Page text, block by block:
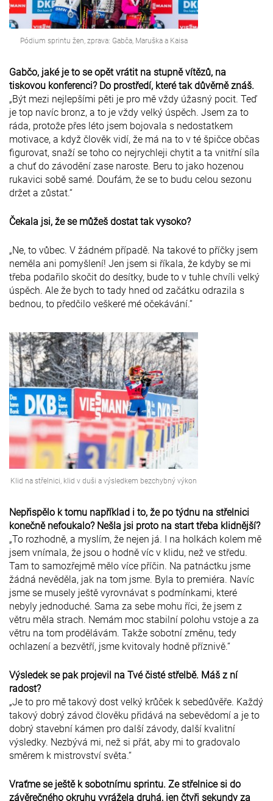
Pódium sprintu žen, zprava: Gabča, Maruška a Kaisa
Gabčo, jaké je to se opět vrátit na stupně vítězů, na
tiskovou konferenci? Do prostředí, které tak důvěrně znáš.
„Být mezi nejlepšími pěti je pro mě vždy úžasný pocit. Teď
je top navíc bronz, a to je vždy velký úspěch. Jsem za to
ráda, protože přes léto jsem bojovala s nedostatkem
motivace, a když člověk vidí, že má na to v té špičce občas
figurovat, snaží se toho co nejrychleji chytit a ta vnitřní síla
a chuť do závodění zase naroste. Beru to jako hozenou
rukavici sobě samé. Doufám, že se to budu celou sezonu
držet a zůstat.“
Čekala jsi, že se můžeš dostat tak vysoko?
„Ne, to vůbec. V žádném případě. Na takové to příčky jsem
neměla ani pomyšlení! Jen jsem si říkala, že kdyby se mi
třeba podařilo skočit do desítky, bude to v tuhle chvíli velký
úspěch. Ale že bych to tady hned od začátku odrazila s
bednou, to předčilo veškeré mé očekávání.“
Klid na střelnici, klid v duši a výsledkem bezchybný výkon
Nepřispělo k tomu například i to, že po týdnu na střelnici
konečně nefoukalo? Nešla jsi proto na start třeba klidnější?
„To rozhodně, a myslím, že nejen já. I na holkách kolem mě
jsem vnímala, že jsou o hodně víc v klidu, než ve středu.
Tam to samozřejmě mělo více příčin. Na patnáctku jsme
žádná nevěděla, jak na tom jsme. Byla to premiéra. Navíc
jsme se musely ještě vyrovnávat s podmínkami, které
nebyly jednoduché. Sama za sebe mohu říci, že jsem z
větru měla strach. Nemám moc stabilní polohu vstoje a za
větru na tom prodělávám. Takže sobotní změnu, tedy
ochlazení a bezvětří, jsme kvitovaly hodně příznivě.“
Výsledek se pak projevil na Tvé čisté střelbě. Máš z ní
radost?
„Je to pro mě takový dost velký krůček k sebedůvěře. Každý
takový dobrý závod člověku přidává na sebevědomí a je to
dobrý stavební kámen pro další závody, další kvalitní
výsledky. Nezbývá mi, než si přát, aby mi to gradovalo
směrem k mistrovství světa.“
Vraťme se ještě k sobotnímu sprintu. Ze střelnice si do
závěrečného okruhu vyrážela druhá, jen čtyři sekundy za